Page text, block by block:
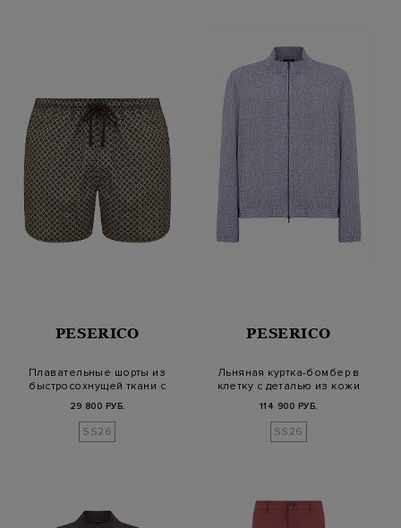
PESERICO
Плавательные шорты из
быстросохнущей ткани с
29 800 РУБ.
SS26
PESERICO
Льняная куртка-бомбер в
клетку с деталью из кожи
114 900 РУБ.
SS26